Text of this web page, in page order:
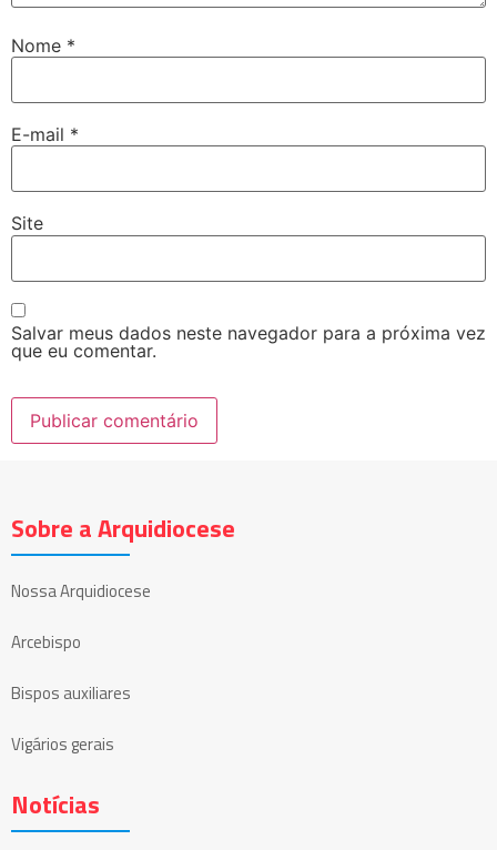
Nome *
E-mail *
Site
Salvar meus dados neste navegador para a próxima vez
que eu comentar.
Sobre a Arquidiocese
Nossa Arquidiocese
Arcebispo
Bispos auxiliares
Vigários gerais
Notícias